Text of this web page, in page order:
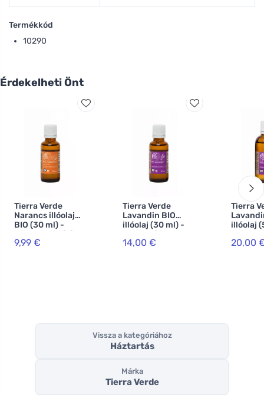
Termékkód
10290
Érdekelheti Önt
Tierra Verde
Narancs illóolaj
BIO (30 ml) -
hangulatjavító
9,99 €
Tierra Verde
Lavandin BIO
illóolaj (30 ml) -
univerzális
kedvenc
14,00 €
Tierra
illóolaj
20,00
Vissza a kategóriához
Háztartás
Márka
Tierra Verde